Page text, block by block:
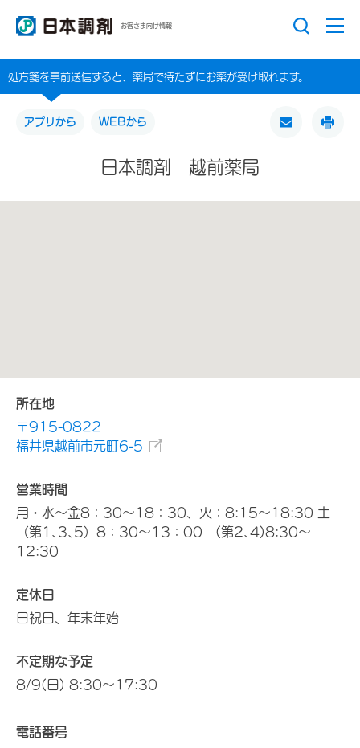
お客さま向け情報
処方箋を事前送信すると、薬局で待たずにお薬が受け取れます。
アプリから WEBから
日本調剤 越前薬局
所在地
〒915-0822
福井県越前市元町6-5
営業時間
月・水～金8：30～18：30、火：8:15～18:30 土
（第1､3､5）8：30～13：00 (第2､4)8:30～
12:30
定休日
日祝日、年末年始
不定期な予定
8/9(日) 8:30～17:30
電話番号